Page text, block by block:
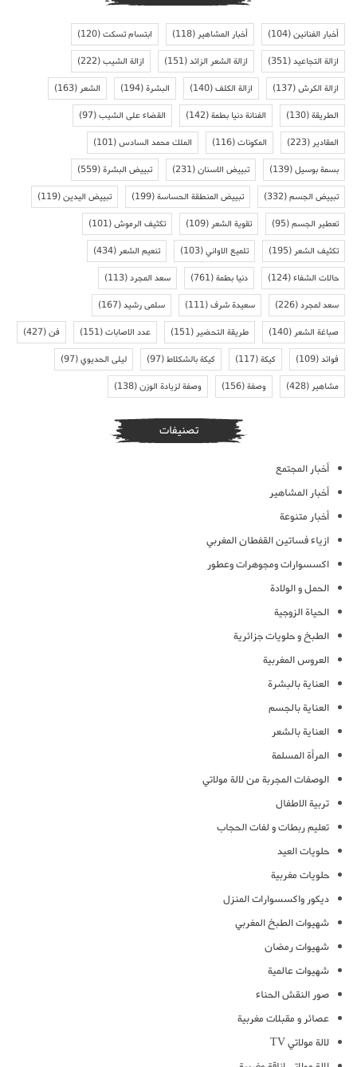
أخبار الفنانين(104) أخبار المشاهير(118) ابتسام تسكت(120)
ازالة التجاعيد(351) ازالة الشعر الزائد(151) ازالة الشيب(222)
ازالة الكرش(137) ازالة الكلف(140) البشرة(194) الشعر(163)
الطريقة(130) الفنانة دنيا بطمة(142) القضاء على الشيب(97)
المقادير(223) المكونات(116) الملك محمد السادس(101)
بسمة بوسيل(139) تبييض الاسنان(231) تبييض البشرة(559)
تبييض الجسم(332) تبييض المنطقة الحساسة(199) تبييض اليدين(119)
تعطير الجسم(95) تقوية الشعر(109) تكثيف الرموش(101)
تكثيف الشعر(195) تلميع الاواني(103) تنعيم الشعر(434)
حالات الشفاء(124) دنيا بطمة(761) سعد المجرد(113)
سعد لمجرد(226) سعيدة شرف(111) سلمى رشيد(167)
صباغة الشعر(140) طريقة التحضير(151) عدد الاصابات(151) فن(427)
فوائد(109) كيكة(117) كيكة بالشكلاط(97) ليلى الحديوي(97)
مشاهير(428) وصفة(156) وصفة لزيادة الوزن(138)
تصنيفات
أخبار المجتمع
أخبار المشاهير
أخبار متنوعة
ازياء فساتين القفطان المغربي
اكسسوارات ومجوهرات وعطور
الحمل و الولادة
الحياة الزوجية
الطبخ و حلويات جزائرية
العروس المغربية
العناية بالبشرة
العناية بالجسم
العناية بالشعر
المرأة المسلمة
الوصفات المجربة من لالة مولاتي
تربية الاطفال
تعليم ربطات و لفات الحجاب
حلويات العيد
حلويات مغربية
ديكور واكسسوارات المنزل
شهيوات الطبخ المغربي
شهيوات رمضان
شهيوات عالمية
صور النقش الحناء
عصائر و مقبلات مغربية
لالة مولاتي TV